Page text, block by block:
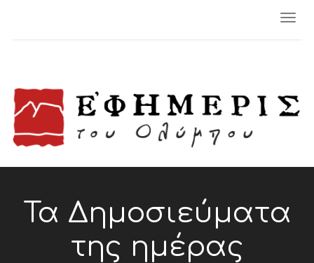
Τα Δημοσιεύματα
της ημέρας